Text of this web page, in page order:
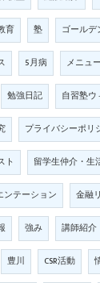
育 塾 ゴールデ
5月病 メニュー
勉強日記 自習塾ウ
プライバシーポリ
ト 留学生仲介・生
ンテーション 金融
強み 講師紹介
豊川 CSR活動